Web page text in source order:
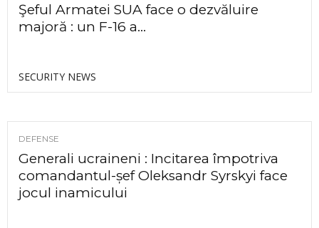
Şeful Armatei SUA face o dezvăluire
majoră : un F-16 a...
SECURITY NEWS
DEFENSE
Generali ucraineni : Incitarea împotriva
comandantul-șef Oleksandr Syrskyi face
jocul inamicului